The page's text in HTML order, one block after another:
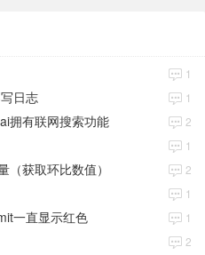
1
日志 1
拥有联网搜索功能 2
1
获取环比数值） 2
1
一直显示红色 1
2